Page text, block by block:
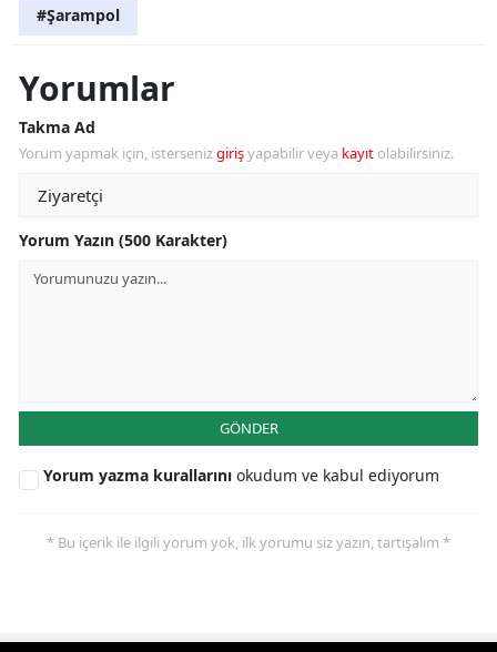
#Şarampol
Yorumlar
Takma Ad
Yorum yapmak için, istersenizgirişyapabilir veya kayıt olabilirsiniz.
Yorum Yazın (500 Karakter)
GÖNDER
Yorum yazma kurallarını okudum ve kabul ediyorum
* Bu içerik ile ilgili yorum yok, ilk yorumu siz yazın, tartışalım *